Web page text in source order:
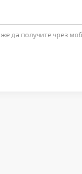
да получите чрез